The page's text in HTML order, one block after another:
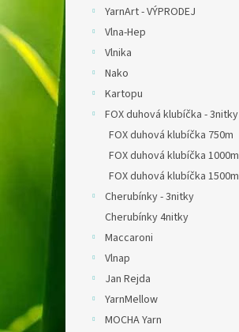
YarnArt - VÝPRODEJ
Vlna-Hep
Vlnika
Nako
Kartopu
FOX duhová klubíčka - 3nitky
FOX duhová klubíčka 750m
FOX duhová klubíčka 1000m
FOX duhová klubíčka 1500m
Cherubínky - 3nitky
Cherubínky 4nitky
Maccaroni
Vlnap
Jan Rejda
YarnMellow
MOCHA Yarn